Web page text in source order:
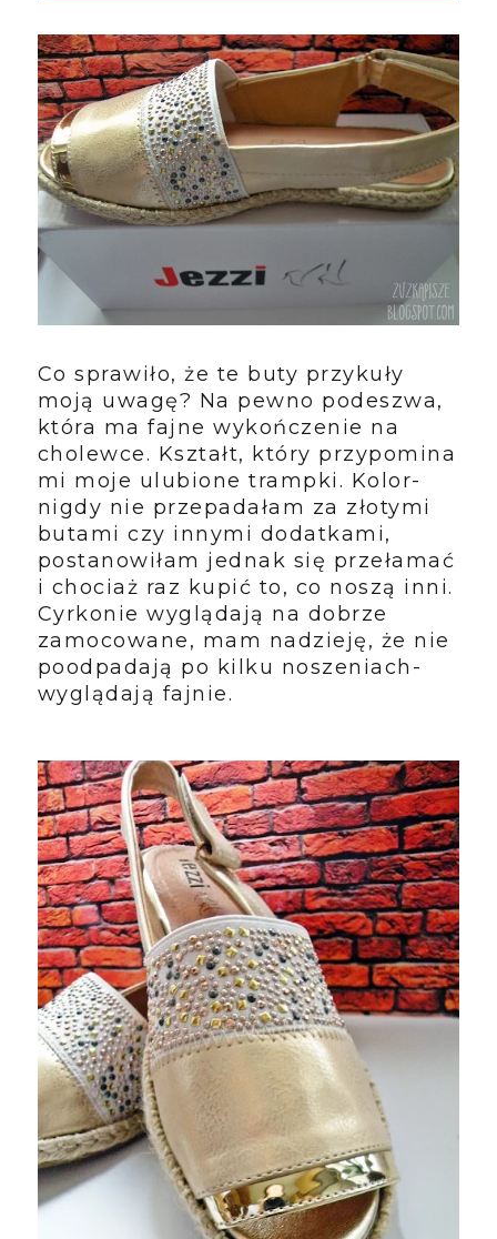
Co sprawiło, że te buty przykuły
moją uwagę? Na pewno podeszwa,
która ma fajne wykończenie na
cholewce. Kształt, który przypomina
mi moje ulubione trampki. Kolor-
nigdy nie przepadałam za złotymi
butami czy innymi dodatkami,
postanowiłam jednak się przełamać
i chociaż raz kupić to, co noszą inni.
Cyrkonie wyglądają na dobrze
zamocowane, mam nadzieję, że nie
poodpadają po kilku noszeniach-
wyglądają fajnie.